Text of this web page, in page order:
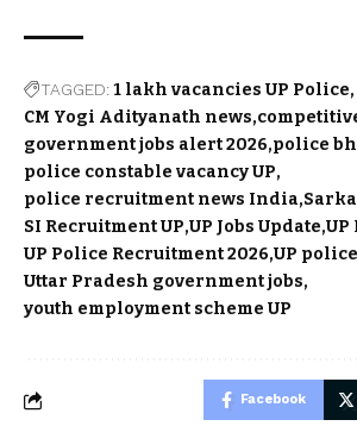
TAGGED:1 lakh vacancies UP Police
CM Yogi Adityanath news
government jobs alert 2026 police
police constable vacancy UP
police recruitment news India
SI Recruitment UP UP Jobs Update UP
UP Police Recruitment 2026 UP
Uttar Pradesh government jobs
youth employment scheme UP
Facebook